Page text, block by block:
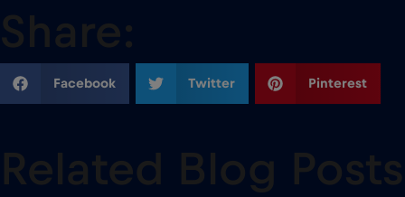
Share:
Facebook Twitter Pinterest
Related Blog Posts